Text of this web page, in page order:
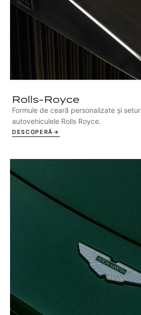
Rolls-Royce
Formule de ceară personalizate și
autovehiculele Rolls Royce.
DESCOPERĂ